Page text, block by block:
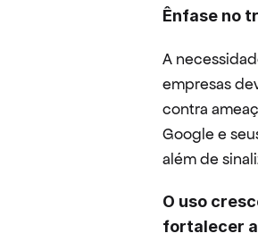
Ênfase no
A
empresas
contra
Google e
além de
O uso
fortalecer